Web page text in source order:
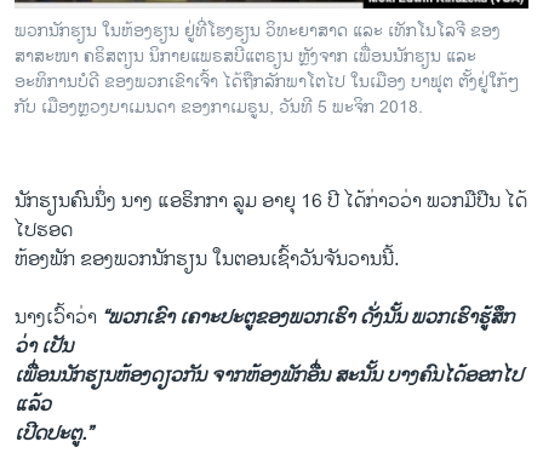
ພວກນັກຮຽນ ໃນຫ້ອງຮຽນ ຢູ່ທີ່ໂຮງຮຽນ ວິທະຍາສາດ ແລະ ເທັກໂນໂລຈີ ຂອງ
ສາສະໜາ ຄຣິສຕຽນ ນິກາຍແພຣສບີແຕຣຽນ ຫຼັງຈາກ ເພື່ອນນັກຮຽນ ແລະ
ອະທິການບໍດີ ຂອງພວກເຂົາເຈົ້າ ໄດ້ຖືກລັກພາໂຕໄປ ໃນເມືອງ ບາຟຸຕ ຕັ້ງຢູ່ໃກ້ໆ
ກັບ ເມືອງຫຼວງບາເມນດາ ຂອງກາເມຣູນ, ວັນທີ 5 ພະຈິກ 2018.
ນັກຮຽນຄົນນຶ່ງ ນາງ ແອຣິກກາ ລູມ ອາຍຸ 16 ປີ ໄດ້ກ່າວວ່າ ພວກມືປືນ ໄດ້
ໄປຮອດ
ຫ້ອງພັກ ຂອງພວກນັກຮຽນ ໃນຕອນເຊົ້າວັນຈັນວານນີ້.
ນາງເວົ້າວ່າ “ພວກເຂົາ ເຄາະປະຕູຂອງພວກເຮົາ ດັ່ງນັ້ນ ພວກເຮົາຮູ້ສຶກ
ວ່າ ເປັນ
ເພື່ອນນັກຮຽນຫ້ອງດຽວກັນ ຈາກຫ້ອງພັກອື່ນ ສະນັ້ນ ບາງຄົນໄດ້ອອກໄປ
ແລ້ວ
ເປີດປະຕູ.”